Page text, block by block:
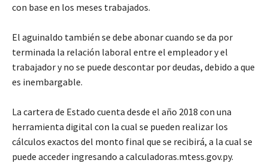
con base en los meses trabajados.
El aguinaldo también se debe abonar cuando se da por
terminada la relación laboral entre el empleador y el
trabajador y no se puede descontar por deudas, debido a que
es inembargable.
La cartera de Estado cuenta desde el año 2018 con una
herramienta digital con la cual se pueden realizar los
cálculos exactos del monto final que se recibirá, a la cual se
puede acceder ingresando a calculadoras.mtess.gov.py.